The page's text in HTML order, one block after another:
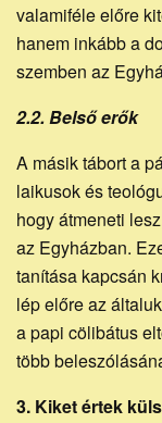
valamiféle előre
hanem inkább a
szemben az
2.2. Belső erők
A másik tábort a
laikusok és
hogy átmeneti
az Egyházban.
tanítása kapcsán
lép előre az
a papi cölibátus
több
3. Kiket értek